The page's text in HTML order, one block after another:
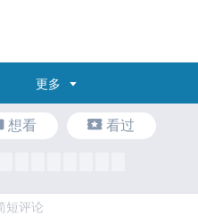
更多
想看 看过